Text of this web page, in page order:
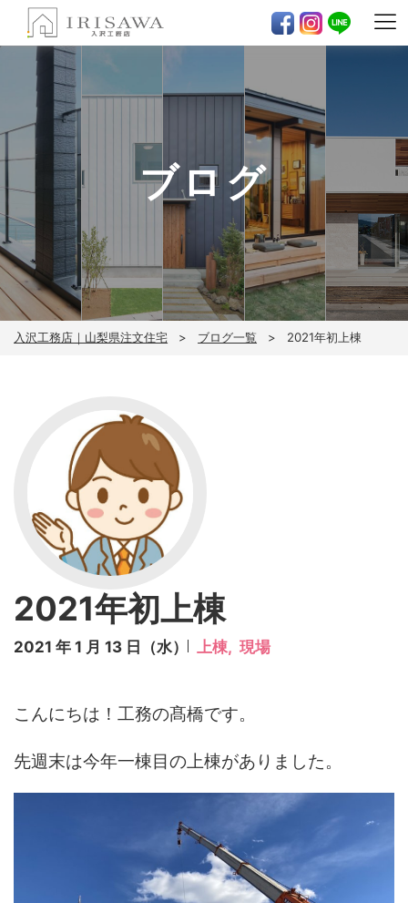
ブログ
入沢工務店｜山梨県注文住宅 ブログ一覧 2021年初上棟
2021年初上棟
2021 年 1 月 13 日（水） 上棟, 現場
こんにちは！工務の髙橋です。
先週末は今年一棟目の上棟がありました。